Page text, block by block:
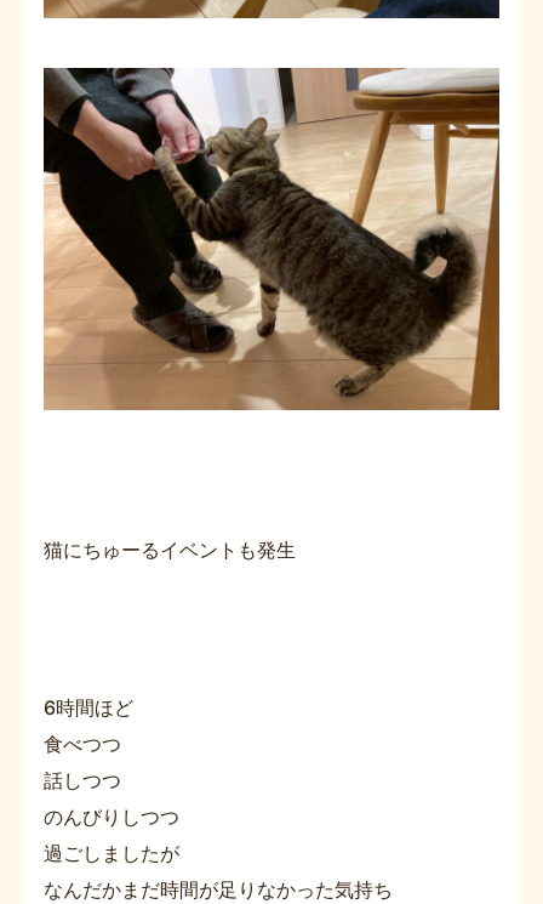
猫にちゅーるイベントも発生
6時間ほど
食べつつ
話しつつ
のんびりしつつ
過ごしましたが
なんだかまだ時間が足りなかった気持ち